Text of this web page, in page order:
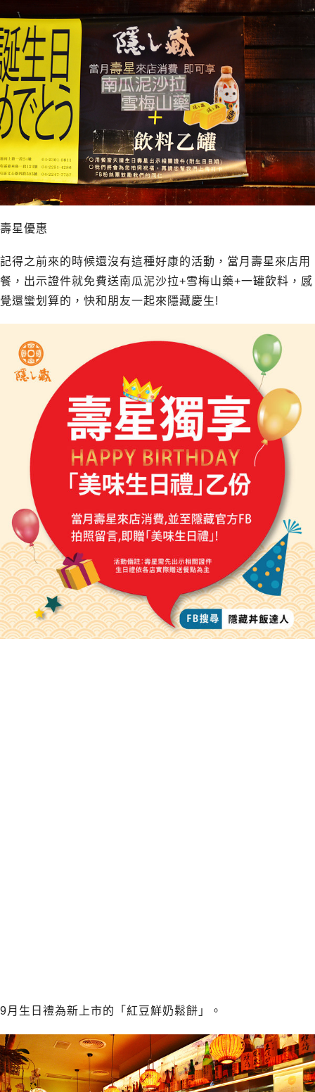
壽星優惠
記得之前來的時候還沒有這種好康的活動，當月壽星來店用
餐，出示證件就免費送南瓜泥沙拉+雪梅山藥+一罐飲料，感
覺還蠻划算的，快和朋友一起來隱藏慶生!
9月生日禮為新上市的「紅豆鮮奶鬆餅」。